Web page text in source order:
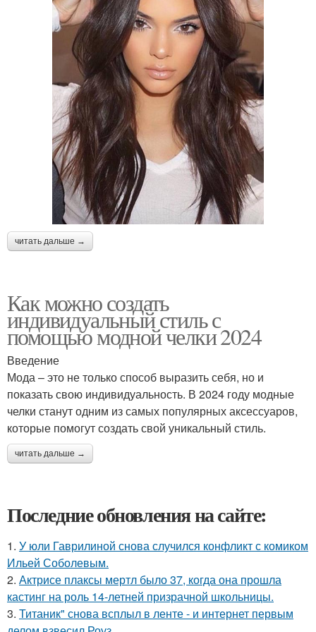
читать дальше →
Как можно создать
индивидуальный стиль с
помощью модной челки 2024
Введение
Мода – это не только способ выразить себя, но и
показать свою индивидуальность. В 2024 году модные
челки станут одним из самых популярных аксессуаров,
которые помогут создать свой уникальный стиль.
читать дальше →
Последние обновления на сайте:
1. У юли Гаврилиной снова случился конфликт с комиком
Ильей Соболевым.
2. Актрисе плаксы мертл было 37, когда она прошла
кастинг на роль 14-летней призрачной школьницы.
3. Титаник" снова всплыл в ленте - и интернет первым